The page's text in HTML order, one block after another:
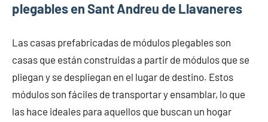
plegables en Sant Andreu de Llavaneres
Las casas prefabricadas de módulos plegables son
casas que están construidas a partir de módulos que se
pliegan y se despliegan en el lugar de destino. Estos
módulos son fáciles de transportar y ensamblar, lo que
las hace ideales para aquellos que buscan un hogar